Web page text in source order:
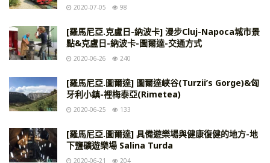
2020-07-05 98
[羅馬尼亞.克盧日-納波卡] 漫步Cluj-Napoca城市景
點&克盧日-納波卡-圖爾達-交通方式
2020-06-26 240
[羅馬尼亞.圖爾達] 圖爾達峽谷(Turzii’s Gorge)&匈
牙利小鎮-裡梅泰亞(Rimetea)
2020-06-25 133
[羅馬尼亞.圖爾達] 具備遊樂場與健康復健的地方-地
下鹽礦遊樂場 Salina Turda
2020-06-21 204